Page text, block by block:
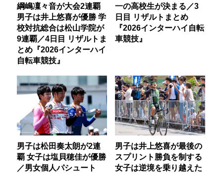
綱嶋凜々音が大会2連覇
男子は井上悠喜が優勝 学
校対抗総合は松山学院が
9連覇／4日目 リザルトま
とめ『2026インターハイ
自転車競技』
一の高校生が決まる／3
日目 リザルトまとめ
『2026インターハイ自転
車競技』
男子は松田奏太朗が2連
覇 女子は塩貝穂佳が優勝
／男女個人パシュート
男子は井上悠喜が最後の
スプリント勝負を制する
女子は逆境を乗り越えた